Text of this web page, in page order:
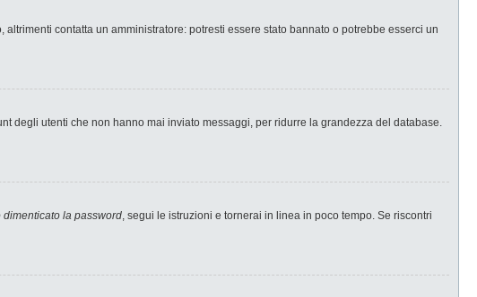
contatta un amministratore: potresti essere stato bannato o potrebbe esserci un
degli utenti che non hanno mai inviato messaggi, per ridurre la grandezza del database.
dimenticato la password, segui le istruzioni e tornerai in linea in poco tempo. Se riscontri